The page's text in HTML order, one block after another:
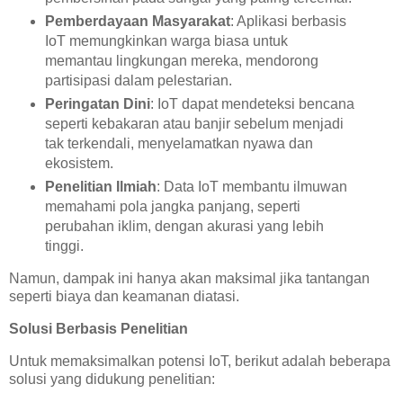
Pemberdayaan Masyarakat: Aplikasi berbasis
IoT memungkinkan warga biasa untuk
memantau lingkungan mereka, mendorong
partisipasi dalam pelestarian.
Peringatan Dini: IoT dapat mendeteksi bencana
seperti kebakaran atau banjir sebelum menjadi
tak terkendali, menyelamatkan nyawa dan
ekosistem.
Penelitian Ilmiah: Data IoT membantu ilmuwan
memahami pola jangka panjang, seperti
perubahan iklim, dengan akurasi yang lebih
tinggi.
Namun, dampak ini hanya akan maksimal jika tantangan
seperti biaya dan keamanan diatasi.
Solusi Berbasis Penelitian
Untuk memaksimalkan potensi IoT, berikut adalah beberapa
solusi yang didukung penelitian: